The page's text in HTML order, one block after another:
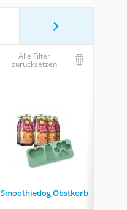
Alle Filter
zurücksetzen
Smoothiedog Obstkorb